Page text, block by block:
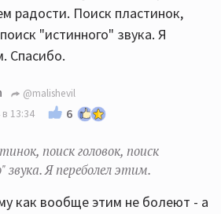
радости. Поиск пластинок,
"истинного" звука. Я
Спасибо.
@malishevil
13:34
6
поиск головок, поиск
звука. Я переболел этим.
как вообще этим не болеют - а